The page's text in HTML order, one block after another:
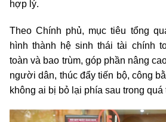
hợp lý.
Theo Chính phủ, mục tiêu tổng
hình thành hệ sinh thái tài chính
toàn và bao trùm, góp phần nâng
người dân, thúc đẩy tiến bộ, công
không ai bị bỏ lại phía sau trong quá